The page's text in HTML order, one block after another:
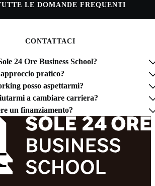
LE DOMANDE FREQUENTI
CONTATTACI
24 Ore Business School?
pratico?
posso aspettarmi?
a cambiare carriera?
un finanziamento?